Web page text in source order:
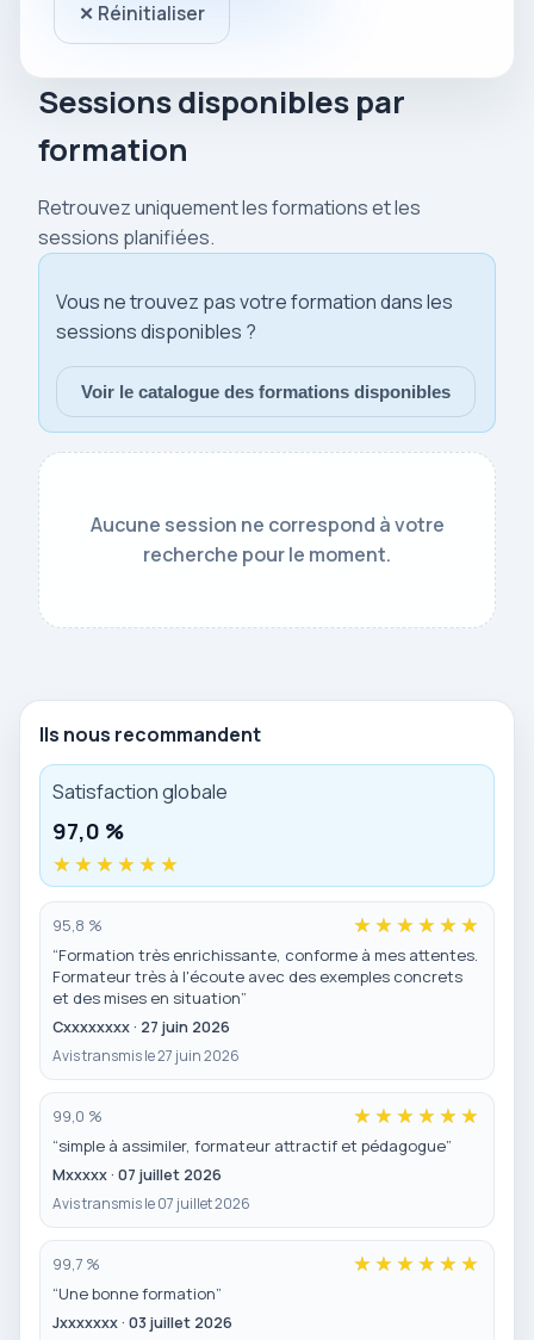
✕ Réinitialiser
Sessions disponibles par
formation
Retrouvez uniquement les formations et les
sessions planifiées.
Vous ne trouvez pas votre formation dans les
sessions disponibles ?
Voir le catalogue des formations disponibles
Aucune session ne correspond à votre
recherche pour le moment.
Ils nous recommandent
Satisfaction globale
97,0 %
95,8 %
“Formation très enrichissante, conforme à mes attentes.
Formateur très à l'écoute avec des exemples concrets
et des mises en situation”
Cxxxxxxxx · 27 juin 2026
Avis transmis le 27 juin 2026
99,0 %
“simple à assimiler, formateur attractif et pédagogue”
Mxxxxx · 07 juillet 2026
Avis transmis le 07 juillet 2026
99,7 %
“Une bonne formation”
Jxxxxxxx · 03 juillet 2026